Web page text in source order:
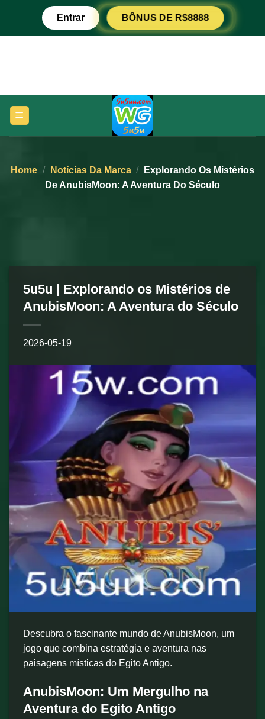
o
Entrar BÔNUS DE R$8888
Home / Notícias Da Marca /
Explorando Os Mistérios
De AnubisMoon: A Aventura Do Século
5u5u | Explorando os Mistérios de
AnubisMoon: A Aventura do Século
2026-05-19
Descubra o fascinante mundo de AnubisMoon, um
jogo que combina estratégia e aventura nas
paisagens místicas do Egito Antigo.
AnubisMoon: Um Mergulho na
Aventura do Egito Antigo